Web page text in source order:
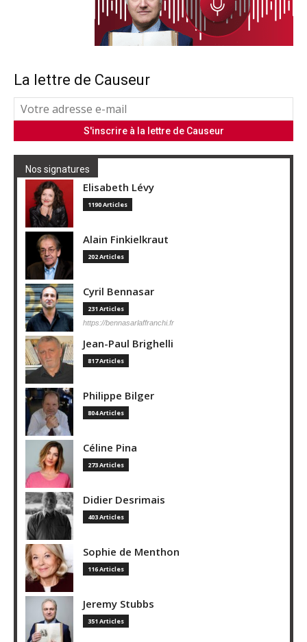
La lettre de Causeur
Nos signatures
Elisabeth Lévy
1190 Articles
Alain Finkielkraut
202 Articles
Cyril Bennasar
231 Articles
https://bennasarlaffranchi.fr
Jean-Paul Brighelli
817 Articles
Philippe Bilger
804 Articles
Céline Pina
273 Articles
Didier Desrimais
403 Articles
Sophie de Menthon
116 Articles
Jeremy Stubbs
351 Articles